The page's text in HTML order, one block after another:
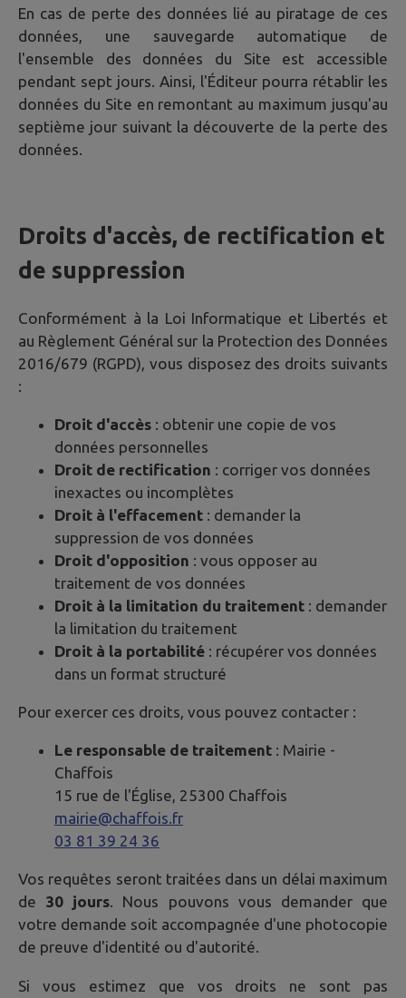
En cas de perte des données lié au piratage de ces
données, une sauvegarde automatique de
l'ensemble des données du Site est accessible
pendant sept jours. Ainsi, l'Éditeur pourra rétablir les
données du Site en remontant au maximum jusqu'au
septième jour suivant la découverte de la perte des
données.
Droits d'accès, de rectification et
de suppression
Conformément à la Loi Informatique et Libertés et
au Règlement Général sur la Protection des Données
2016/679 (RGPD), vous disposez des droits suivants
:
Droit d'accès : obtenir une copie de vos
données personnelles
Droit de rectification : corriger vos données
inexactes ou incomplètes
Droit à l'effacement : demander la
suppression de vos données
Droit d'opposition : vous opposer au
traitement de vos données
Droit à la limitation du traitement : demander
la limitation du traitement
Droit à la portabilité : récupérer vos données
dans un format structuré
Pour exercer ces droits, vous pouvez contacter :
Le responsable de traitement : Mairie -
Chaffois
15 rue de l'Église, 25300 Chaffois
mairie@chaffois.fr
03 81 39 24 36
Vos requêtes seront traitées dans un délai maximum
de 30 jours. Nous pouvons vous demander que
votre demande soit accompagnée d'une photocopie
de preuve d'identité ou d'autorité.
Si vous estimez que vos droits ne sont pas